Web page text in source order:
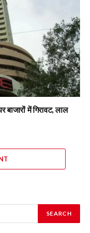
में गिरावट, लाल